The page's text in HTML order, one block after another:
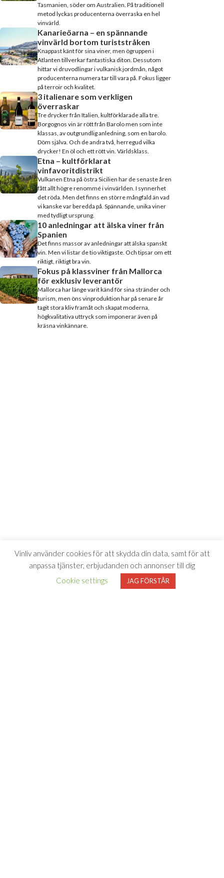
Tasmanien, söder om Australien. På traditionell
metod lyckas producenterna överraska en hel
vinvärld.
Kanarieöarna – en spännande
vinvärld bortom turiststråken
Knappast känt för sina viner, men ögruppen i
Atlanten tillverkar fantastiska diton. Dessutom
hittar vi druvodlingar i vulkanisk jordmån, något
producenterna numera tar till vara på. Fokus ligger
på terroir och kvalitet.
3 italienare som verkligen
överraskar
Tre drycker från Italien, kultförklarade alla tre.
Borgognos vin är rött från Barolo men som inte
klassas, av outgrundlig anledning, som en barolo.
Döm själva. Och de andra två, herregud vilka
drycker! En öl och ett rött vin. Världsklass.
Etna – kultförklarat
vinfavoritdistrikt
Vulkanen Etna på östra Sicilien har de senaste åren
fått allt högre renommé i vinvärlden. I synnerhet
det röda. Men det finns en större mångfald än vad
vi kanske var beredda på. Spännande, unika viner
med tydligt ursprung.
10 anledningar att älska viner från
Spanien
Det finns massor av anledningar att älska spanskt
vin. Men vi listar de tio viktigaste. Och tipsar om ett
riktigt, riktigt bra vin.
Fokus på klassviner från Mallorca
för exklusiv leverantör
Mallorca har länge varit känd för sina stränder och
turism, men öns vinproduktion har på senare år
tagit stora kliv framåt och skapat moderna,
högkvalitativa uttryck som imponerar även på
kräsna vinkännare.
Vinliv använder cookies för att skydda din data, samt för att
anpassa tjänster, erbjudanden och annonser till dig
Cookie settings
JAG FÖRSTÅR